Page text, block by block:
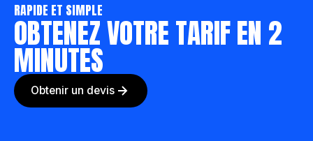
RAPIDE ET SIMPLE
OBTENEZ VOTRE TARIF EN 2
MINUTES
Obtenir un devis